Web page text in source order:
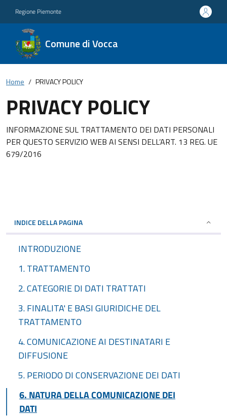
Regione Piemonte
Comune di Vocca
Home PRIVACY POLICY
PRIVACY POLICY
INFORMAZIONE SUL TRATTAMENTO DEI DATI PERSONALI
PER QUESTO SERVIZIO WEB AI SENSI DELL’ART. 13 REG. UE
679/2016
INDICE DELLA PAGINA
INTRODUZIONE
1. TRATTAMENTO
2. CATEGORIE DI DATI TRATTATI
3. FINALITA' E BASI GIURIDICHE DEL
TRATTAMENTO
4. COMUNICAZIONE AI DESTINATARI E
DIFFUSIONE
5. PERIODO DI CONSERVAZIONE DEI DATI
6. NATURA DELLA COMUNICAZIONE DEI
DATI